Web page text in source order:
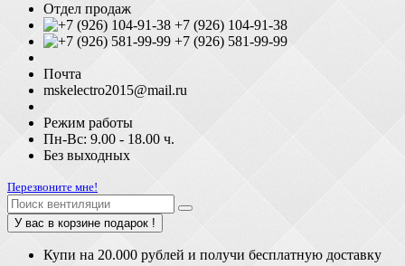
Отдел продаж
+7 (926) 104-91-38
+7 (926) 581-99-99
Почта
mskelectro2015@mail.ru
Режим работы
Пн-Вс: 9.00 - 18.00 ч.
Без выходных
Перезвоните мне!
У вас в корзине подарок !
Купи на 20.000 рублей и получи бесплатную доставку